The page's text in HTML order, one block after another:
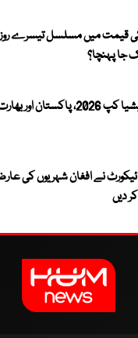
قیمت میں مسلسل تیسرے روز
جا پہنچا؟
ویمنز ایشیا کپ 2026،
نے افغان شہریوں کی
دیں